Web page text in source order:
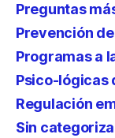
Preguntas
Prevención
Programas a
Psico-lógicas
Regulación
Sin